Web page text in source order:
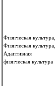
Физическая культура,
Физическая культура,
Адаптивная
физическая культура